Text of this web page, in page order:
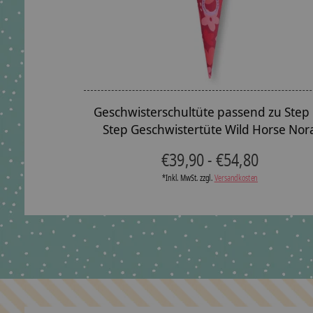
Geschwisterschultüte passend zu Step
Step Geschwistertüte Wild Horse
€39,90 - €54,80
*Inkl. MwSt. zzgl.Versandkosten